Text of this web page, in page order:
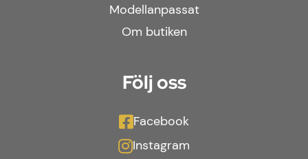
Modellanpassat
Om butiken
Följ oss
Facebook
Instagram